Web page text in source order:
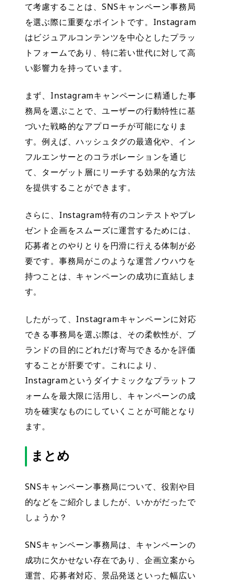
て考慮することは、SNSキャンペーン事務局
を選ぶ際に重要なポイントです。Instagram
はビジュアルコンテンツを中心としたプラッ
トフォームであり、特に若い世代に対して高
い影響力を持っています。
まず、Instagramキャンペーンに精通した事
務局を選ぶことで、ユーザーの行動特性に基
づいた戦略的なアプローチが可能になりま
す。例えば、ハッシュタグの最適化や、イン
フルエンサーとのコラボレーションを通じ
て、ターゲット層にリーチする効果的な方法
を提供することができます。
さらに、Instagram特有のコンテストやプレ
ゼント企画をスムーズに運営するためには、
応募者とのやりとりを円滑に行える体制が必
要です。事務局がこのような運営ノウハウを
持つことは、キャンペーンの成功に直結しま
す。
したがって、Instagramキャンペーンに対応
できる事務局を選ぶ際は、その柔軟性が、 ブ
ランドの目的にどれだけ寄与できるかを評価
することが肝要です。これにより、
Instagramというダイナミックなプラットフ
ォームを最大限に活用し、キャンペーンの成
功を確実なものにしていくことが可能となり
ます。
まとめ
SNSキャンペーン事務局について、役割や目
的などをご紹介しましたが、いかがだったで
しょうか？
SNSキャンペーン事務局は、キャンペーンの
成功に欠かせない存在であり、企画立案から
運営、応募者対応、景品発送といった幅広い